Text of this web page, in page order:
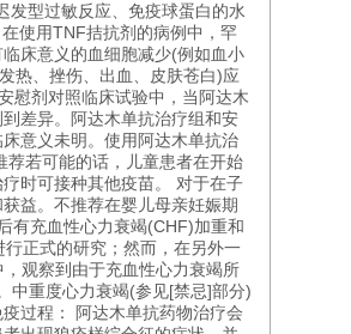
发型过敏反应、免疫球蛋白的水
使用TNF拮抗剂的病例中，罕
床意义的血细胞减少(例如血小
热、挫伤、出血、皮肤苍白)应
慰剂对照临床试验中，当阿达木
差异。阿达木单抗治疗组和安
意义未明。使用阿达木单抗治
若可能的话，儿童患者在开始
时可接种其他疫苗。 对于在子
益。不推荐在婴儿母亲妊娠期
有充血性心力衰竭(CHF)加重和
正式的研究；然而，在另外一
观察到由于充血性心力衰竭所
中重度心力衰竭(参见[禁忌]部分)
过程： 阿达木单抗药物治疗会